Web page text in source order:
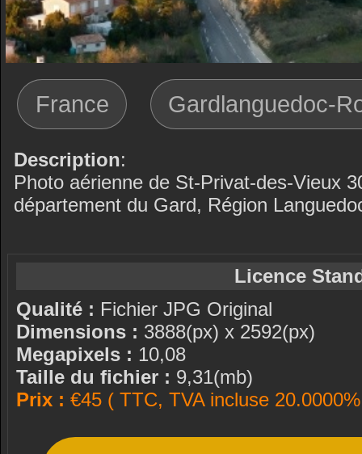
France Gardlanguedoc-
Description:
Photo aérienne de St-Privat-des-Vieux
département du Gard, Région
Licence
Qualité : Fichier JPG Original
Dimensions : 3888(px) x 2592(px)
Megapixels : 10,08
Taille du fichier : 9,31(mb)
Prix : €45 ( TTC, TVA incluse